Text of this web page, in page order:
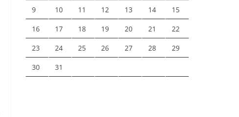
9 10 11 12 13 14 15
16 17 18 19 20 21 22
23 24 25 26 27 28 29
30 31